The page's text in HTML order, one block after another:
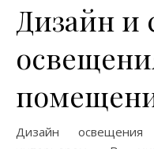
Дизайн и
Дизайн